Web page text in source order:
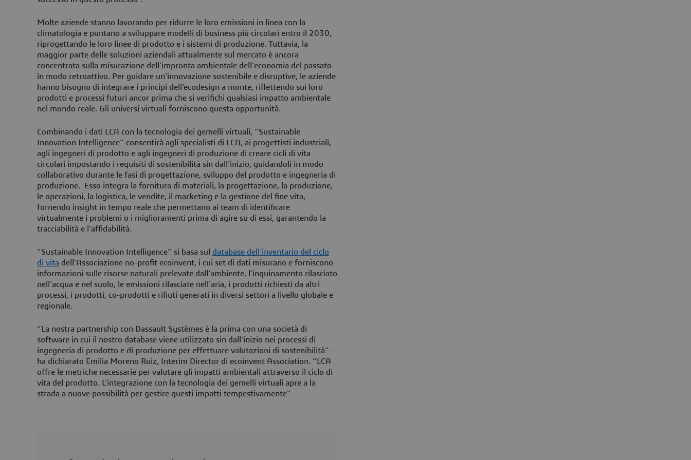
Molte aziende stanno lavorando per ridurre le loro emissioni in linea con la
climatologia e puntano a sviluppare modelli di business più circolari entro il 2030,
riprogettando le loro linee di prodotto e i sistemi di produzione. Tuttavia, la
maggior parte delle soluzioni aziendali attualmente sul mercato è ancora
concentrata sulla misurazione dell'impronta ambientale dell'economia del passato
in modo retroattivo. Per guidare un'innovazione sostenibile e disruptive, le aziende
hanno bisogno di integrare i principi dell’ecodesign a monte, riflettendo sui loro
prodotti e processi futuri ancor prima che si verifichi qualsiasi impatto ambientale
nel mondo reale. Gli universi virtuali forniscono questa opportunità.
Combinando i dati LCA con la tecnologia dei gemelli virtuali, “Sustainable
Innovation Intelligence” consentirà agli specialisti di LCA, ai progettisti industriali,
agli ingegneri di prodotto e agli ingegneri di produzione di creare cicli di vita
circolari impostando i requisiti di sostenibilità sin dall'inizio, guidandoli in modo
collaborativo durante le fasi di progettazione, sviluppo del prodotto e ingegneria di
produzione. Esso integra la fornitura di materiali, la progettazione, la produzione,
le operazioni, la logistica, le vendite, il marketing e la gestione del fine vita,
fornendo insight in tempo reale che permettano ai team di identificare
virtualmente i problemi o i miglioramenti prima di agire su di essi, garantendo la
tracciabilità e l'affidabilità.
“Sustainable Innovation Intelligence” si basa sul database dell'inventario del ciclo
di vita dell’Associazione no-profit ecoinvent, i cui set di dati misurano e forniscono
informazioni sulle risorse naturali prelevate dall'ambiente, l'inquinamento rilasciato
nell'acqua e nel suolo, le emissioni rilasciate nell'aria, i prodotti richiesti da altri
processi, i prodotti, co-prodotti e rifiuti generati in diversi settori a livello globale e
regionale.
“La nostra partnership con Dassault Systèmes è la prima con una società di
software in cui il nostro database viene utilizzato sin dall'inizio nei processi di
ingegneria di prodotto e di produzione per effettuare valutazioni di sostenibilità” -
ha dichiarato Emilia Moreno Ruiz, Interim Director di ecoinvent Association. “LCA
offre le metriche necessarie per valutare gli impatti ambientali attraverso il ciclo di
vita del prodotto. L'integrazione con la tecnologia dei gemelli virtuali apre a la
strada a nuove possibilità per gestire questi impatti tempestivamente”